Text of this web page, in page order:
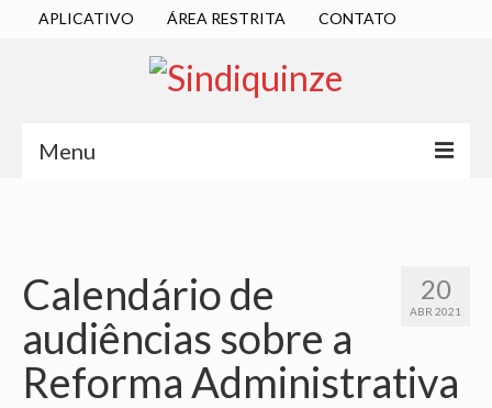
APLICATIVO ÁREA RESTRITA CONTATO
Menu
DIRETORIA EXECUTIVA
ESTATUTO
ATAS
20
ABR 2021
Calendário de
audiências sobre a
Reforma Administrativa